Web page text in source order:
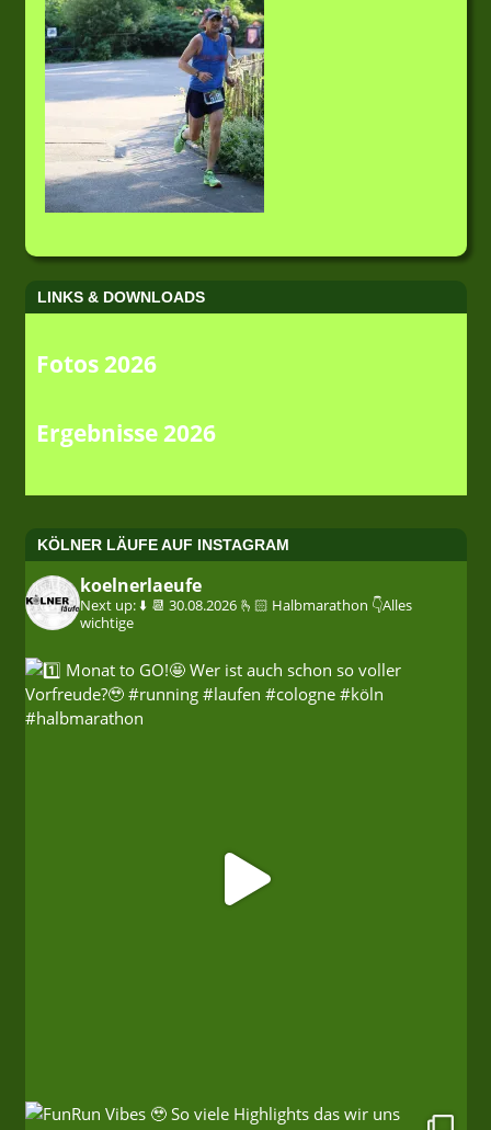
LINKS & DOWNLOADS
Fotos 2026
Ergebnisse 2026
KÖLNER LÄUFE AUF INSTAGRAM
koelnerlaeufe
Next up: ⬇️ 📆 30.08.2026 🫰🏻 Halbmarathon 👇Alles
wichtige